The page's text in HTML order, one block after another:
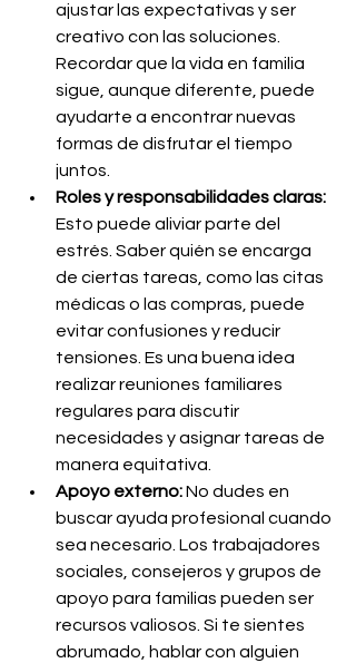
ajustar las expectativas y ser
creativo con las soluciones.
Recordar que la vida en familia
sigue, aunque diferente, puede
ayudarte a encontrar nuevas
formas de disfrutar el tiempo
juntos.
Roles y responsabilidades claras:
Esto puede aliviar parte del
estrés. Saber quién se encarga
de ciertas tareas, como las citas
médicas o las compras, puede
evitar confusiones y reducir
tensiones. Es una buena idea
realizar reuniones familiares
regulares para discutir
necesidades y asignar tareas de
manera equitativa.
Apoyo externo: No dudes en
buscar ayuda profesional cuando
sea necesario. Los trabajadores
sociales, consejeros y grupos de
apoyo para familias pueden ser
recursos valiosos. Si te sientes
abrumado, hablar con alguien